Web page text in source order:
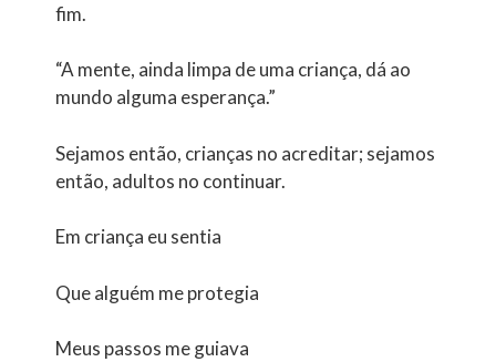
fim.
“A mente, ainda limpa de uma criança, dá ao
mundo alguma esperança.”
Sejamos então, crianças no acreditar; sejamos
então, adultos no continuar.
Em criança eu sentia
Que alguém me protegia
Meus passos me guiava